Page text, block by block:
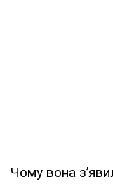
Чому вона